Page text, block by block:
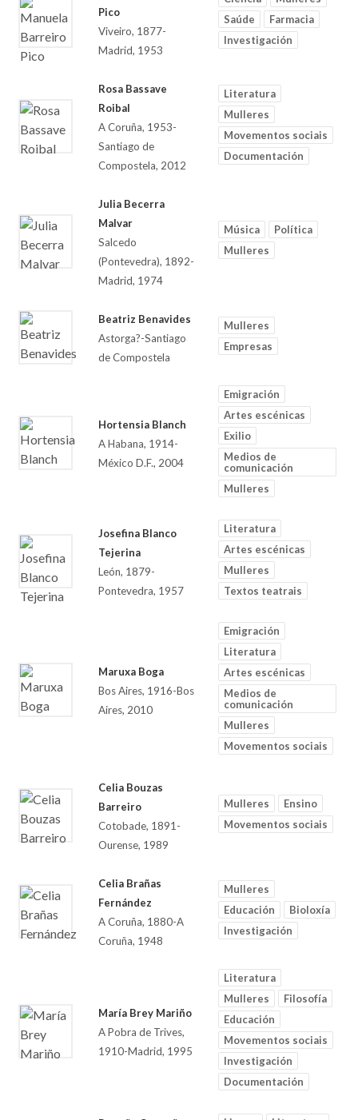
Pico
Viveiro, 1877-
Madrid, 1953
Saúde
Farmacia
Investigación
Rosa Bassave
Roibal
A Coruña, 1953-
Santiago de
Compostela, 2012
Literatura
Mulleres
Movementos sociais
Documentación
Julia Becerra
Malvar
Salcedo
(Pontevedra), 1892-
Madrid, 1974
Música
Política
Mulleres
Beatriz Benavides
Astorga?-Santiago
de Compostela
Mulleres
Empresas
Hortensia Blanch
A Habana, 1914-
México D.F., 2004
Emigración
Artes escénicas
Exilio
Medios de
comunicación
Mulleres
Josefina Blanco
Tejerina
León, 1879-
Pontevedra, 1957
Literatura
Artes escénicas
Mulleres
Textos teatrais
Maruxa Boga
Bos Aires, 1916-Bos
Aires, 2010
Emigración
Literatura
Artes escénicas
Medios de
comunicación
Mulleres
Movementos sociais
Celia Bouzas
Barreiro
Cotobade, 1891-
Ourense, 1989
Mulleres
Ensino
Movementos sociais
Celia Brañas
Fernández
A Coruña, 1880-A
Coruña, 1948
Mulleres
Educación
Bioloxía
Investigación
María Brey Mariño
A Pobra de Trives,
1910-Madrid, 1995
Literatura
Mulleres
Filosofía
Educación
Movementos sociais
Investigación
Documentación